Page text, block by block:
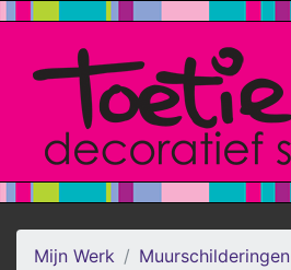
Mijn Werk
Muurschilderingen